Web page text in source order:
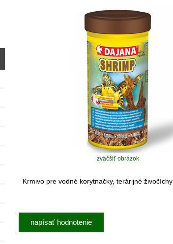
zväčšiť obrázok
Krmivo pre vodné korytnačky, terárijné
napísať hodnotenie